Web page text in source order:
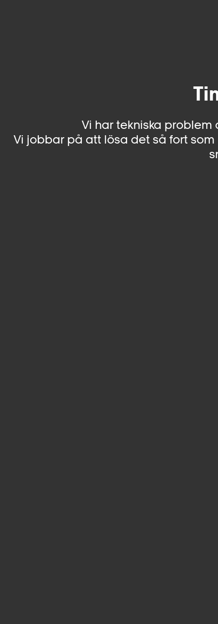
Vi har tekniska problem
Vi jobbar på att lösa det så fort